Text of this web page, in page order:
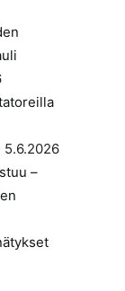
5.6.2026
–